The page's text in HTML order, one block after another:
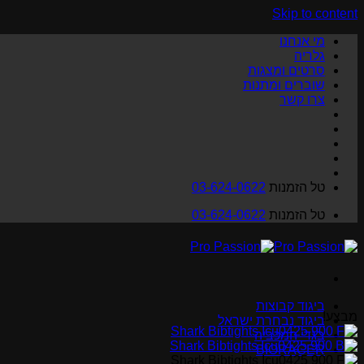
Skip to content
מי אנחנו
גלריה
סרטים ומצגות
שוברים ומתנות
צרו קשר
טל הזמנות 03-624-0622
טל הזמנות 03-624-0622
ביגוד קבוצות
ביגוד נבחרת ישראל
בגדי המכביה
BIORACER
מבצע!